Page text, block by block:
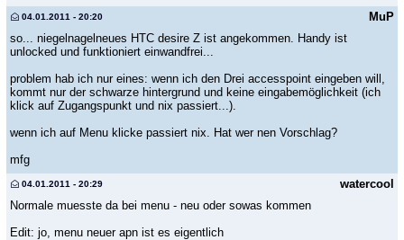
MuP
04.01.2011 - 20:20
so... niegelnagelneues HTC desire Z ist angekommen. Handy ist
unlocked und funktioniert einwandfrei...
problem hab ich nur eines: wenn ich den Drei accesspoint eingeben will,
kommt nur der schwarze hintergrund und keine eingabemöglichkeit (ich
klick auf Zugangspunkt und nix passiert...).
wenn ich auf Menu klicke passiert nix. Hat wer nen Vorschlag?
mfg
watercool
04.01.2011 - 20:29
Normale muesste da bei menu - neu oder sowas kommen
Edit: jo, menu neuer apn ist es eigentlich